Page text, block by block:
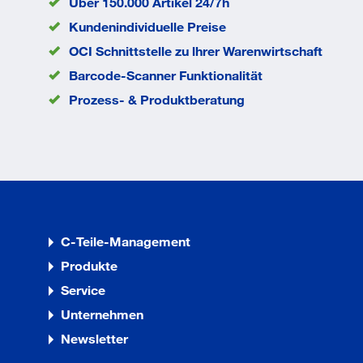
Kopfdurchmesser5.5
Durchmesser d
3
mm
EAN/GTIN
None
Kundenindividuelle Preise
OCI Schnittstelle zu lhrer Warenwirtschaft
Barcode-Scanner Funktionalität
Prozess- & Produktberatung
C-Teile-Management
Produkte
Service
Unternehmen
Newsletter